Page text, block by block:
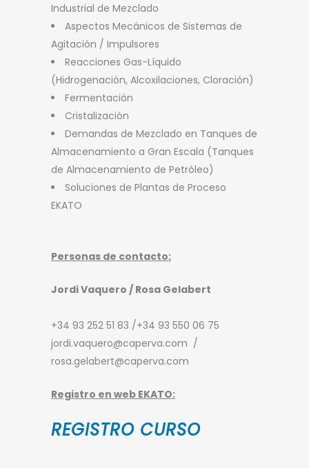
Industrial de Mezclado
Aspectos Mecánicos de Sistemas de
Agitación / Impulsores
Reacciones Gas-Líquido
(Hidrogenación, Alcoxilaciones, Cloración)
Fermentación
Cristalización
Demandas de Mezclado en Tanques de
Almacenamiento a Gran Escala (Tanques
de Almacenamiento de Petróleo)
Soluciones de Plantas de Proceso
EKATO
Personas de contacto:
Jordi Vaquero / Rosa Gelabert
+34 93 252 51 83 /+34 93 550 06 75
jordi.vaquero@caperva.com /
rosa.gelabert@caperva.com
Registro en web EKATO:
REGISTRO CURSO